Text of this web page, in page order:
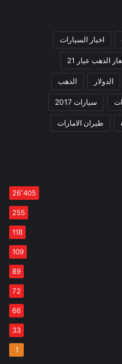
اخبار السيارات
الذهب عيار 21
الدولار الذهب
سيارات 2017
طيران الامارات
26٬405
255
118
109
89
72
66
33
1